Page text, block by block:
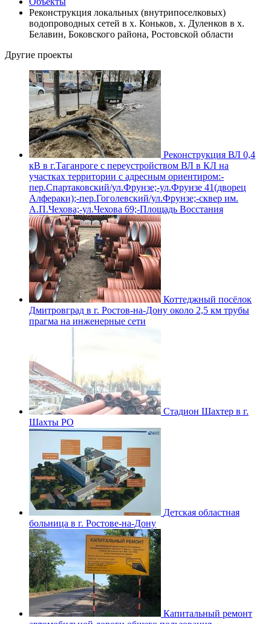
Реконструкция локальных (внутрипоселковых)
водопроводных сетей в х. Коньков, х. Дуленков в х.
Белавин, Боковского района, Ростовской области
Другие проекты
Реконструкция ВЛ 0,4
кВ в г.Таганроге с переустройством ВЛ в КЛ на
участках территории с адресным ориентиром:-
пер.Спартаковский/ул.Фрунзе;-ул.Фрунзе 41(дворец
Алфераки);-пер.Гоголевский/ул.Фрунзе;-сквер им.
А.П.Чехова;-ул.Чехова 69;-Площадь Восстания
Коттеджный посёлок
Дмитровград в г. Ростов-на-Дону около 2,5 км трубы
прагма на инженерные сети
Стадион Шахтер в г.
Шахты РО
Детская областная
больница в г. Ростове-на-Дону
Капитальный ремонт